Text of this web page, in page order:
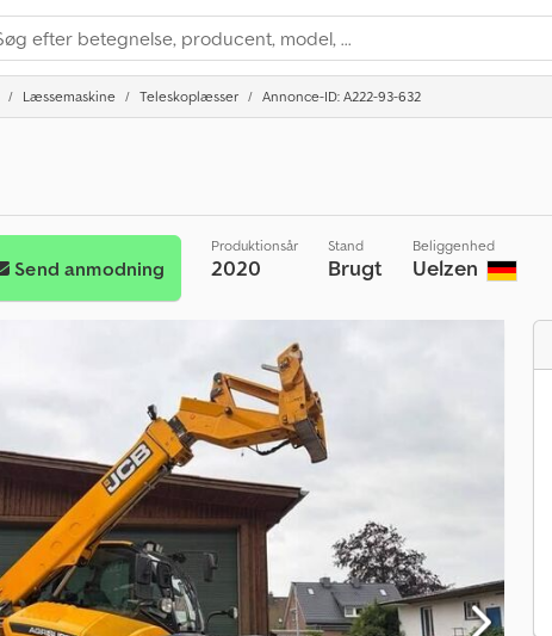
Læssemaskine Teleskoplæsser Annonce-ID: A222-93-632
Send anmodning
Produktionsår
2020
Stand
Brugt
Beliggenhed
Uelzen